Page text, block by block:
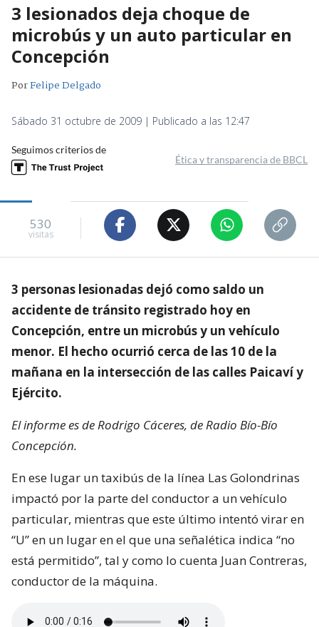
3 lesionados deja choque de
microbús y un auto particular en
Concepción
PorFelipe Delgado
Sábado 31 octubre de 2009 | Publicado a las 12:47
Seguimos criterios de
Ética y transparencia de BBCL
530
visitas
3 personas lesionadas dejó como saldo un
accidente de tránsito registrado hoy en
Concepción, entre un microbús y un vehículo
menor. El hecho ocurrió cerca de las 10 de la
mañana en la intersección de las calles Paicaví y
Ejército.
El informe es de Rodrigo Cáceres, de Radio Bío-Bío
Concepción.
En ese lugar un taxibús de la línea Las Golondrinas
impactó por la parte del conductor a un vehículo
particular, mientras que este último intentó virar en
“U” en un lugar en el que una señalética indica “no
está permitido”, tal y como lo cuenta Juan Contreras,
conductor de la máquina.